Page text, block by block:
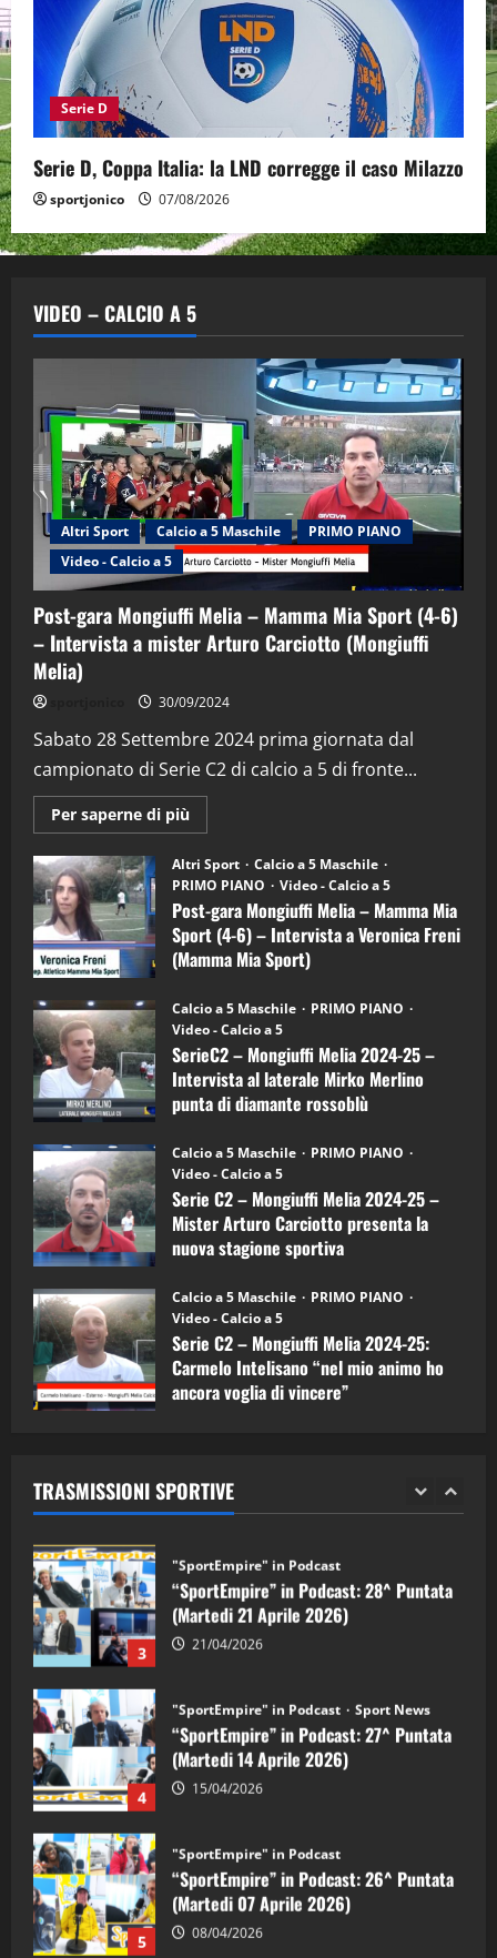
Serie D
Serie D, Coppa Italia: la LND corregge il caso Milazzo
sportjonico 07/08/2026
VIDEO – CALCIO A 5
Altri Sport Calcio a 5 Maschile
PRIMO PIANO
Video - Calcio a 5
Post-gara Mongiuffi Melia – Mamma Mia Sport (4-6)
– Intervista a mister Arturo Carciotto (Mongiuffi
Melia)
30/09/2024
Sabato 28 Settembre 2024 prima giornata dal
campionato di Serie C2 di calcio a 5 di fronte...
Per saperne di più
informazioni
Post-
gara
Mongiuffi
Melia
–
Mamma
Mia
Sport
6)
–
Intervista
a
mister
Arturo
Carciotto
(Mongiuffi
Altri Sport
Calcio a 5 Maschile
PRIMO PIANO
Video - Calcio a 5
Post-gara Mongiuffi Melia – Mamma Mia
Sport (4-6) – Intervista a Veronica Freni
(Mamma Mia Sport)
Calcio a 5 Maschile
PRIMO PIANO
Video - Calcio a 5
SerieC2 – Mongiuffi Melia 2024-25 –
Intervista al laterale Mirko Merlino
punta di diamante rossoblù
Calcio a 5 Maschile
PRIMO PIANO
Video - Calcio a 5
Serie C2 – Mongiuffi Melia 2024-25 –
Mister Arturo Carciotto presenta la
nuova stagione sportiva
Calcio a 5 Maschile
PRIMO PIANO
Video - Calcio a 5
Serie C2 – Mongiuffi Melia 2024-25:
Carmelo Intelisano “nel mio animo ho
ancora voglia di vincere”
TRASMISSIONI SPORTIVE
2
“SportEmpire” in Podcast: 29^ Puntata
(Martedi 28 Aprile 2026)
28/04/2026
3
"SportEmpire" in Podcast
“SportEmpire” in Podcast: 28^ Puntata
(Martedi 21 Aprile 2026)
21/04/2026
4
“SportEmpire” in Podcast: 27^ Puntata
(Martedi 14 Aprile 2026)
15/04/2026
5
“SportEmpire” in Podcast: 26^ Puntata
(Martedi 07 Aprile 2026)
08/04/2026
1
“SportEmpire” in Podcast: 30^ Puntata
(Martedi 05 Maggio 2026)
08/05/2026
2 28/04/2026
3
"SportEmpire" in Podcast
“SportEmpire” in Podcast: 28^ Puntata
(Martedi 21 Aprile 2026)
21/04/2026
4
"SportEmpire" in Podcast Sport News
“SportEmpire” in Podcast: 27^ Puntata
(Martedi 14 Aprile 2026)
15/04/2026
5
"SportEmpire" in Podcast
“SportEmpire” in Podcast: 26^ Puntata
(Martedi 07 Aprile 2026)
08/04/2026